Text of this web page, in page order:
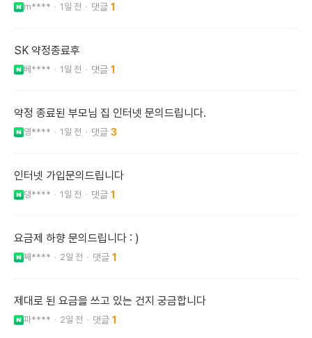
m**** 1일 전 1
SK 약정종료후
베**** 1일 전 1
약정 종료된 부모님 집 인터넷 문의드립니다.
영**** 1일 전 3
인터넷 가입문의드립니다
댕**** 1일 전 1
요금제 하향 문의드립니다 : )
째**** 2일 전 1
제대로 된 요금을 쓰고 있는 건지 궁금합니다
파**** 2일 전 1